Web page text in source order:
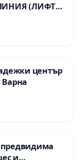
(ЛИФТ)
център
Варна
предвидима
и